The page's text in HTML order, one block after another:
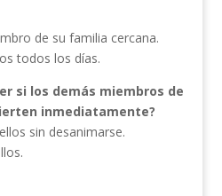
de su familia cercana.
todos los días.
si los demás miembros de
inmediatamente?
sin desanimarse.